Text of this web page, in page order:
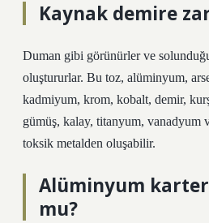
Kaynak demire
Duman gibi görünürler ve
oluştururlar. Bu toz, alüminyum,
kadmiyum, krom, kobalt, demir,
gümüş, kalay, titanyum, vanadyum
toksik metalden oluşabilir.
Alüminyum
mu?